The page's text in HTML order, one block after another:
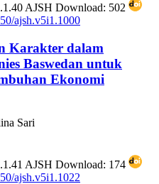
AJSH Download: 502
ajsh.v5i1.1000
Karakter dalam
Baswedan untuk
Ekonomi
Sari
AJSH Download: 174
ajsh.v5i1.1022